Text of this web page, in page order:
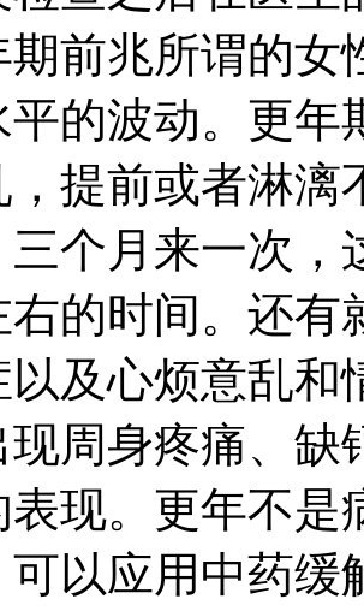
前兆所谓的女
的波动。更年
，提前或者淋
个月来一次，
右的时间。还有
以及心烦意乱和
现周身疼痛、
表现。更年不是
可以应用中药